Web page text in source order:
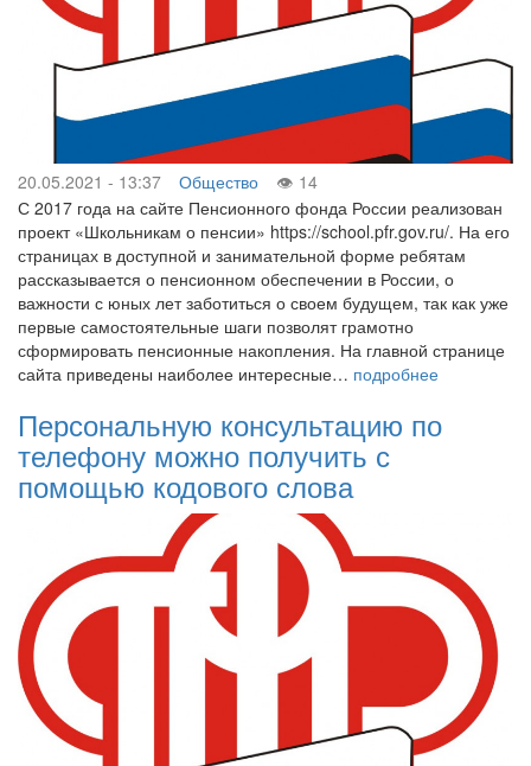
20.05.2021 - 13:37 Общество
14
С 2017 года на сайте Пенсионного фонда России реализован
проект «Школьникам о пенсии» https://school.pfr.gov.ru/. На его
страницах в доступной и занимательной форме ребятам
рассказывается о пенсионном обеспечении в России, о
важности с юных лет заботиться о своем будущем, так как уже
первые самостоятельные шаги позволят грамотно
сформировать пенсионные накопления. На главной странице
сайта приведены наиболее интересные… подробнее
Персональную консультацию по
телефону можно получить с
помощью кодового слова